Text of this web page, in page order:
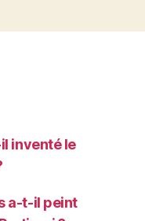
inventé le
a-t-il peint